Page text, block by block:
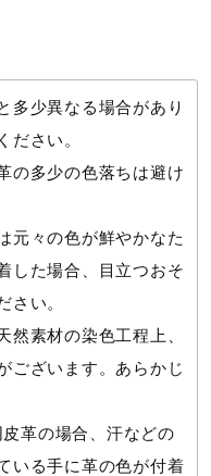
多少異なる場合があり
ださい。
の多少の色落ちは避け
元々の色が鮮やかなた
した場合、目立つおそ
さい。
然素材の染色工程上、
ございます。あらかじ
革の場合、汗などの
いる手に革の色が付着